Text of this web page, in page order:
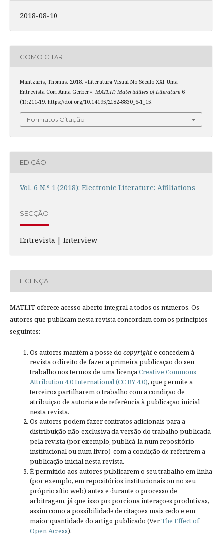
2018-08-10
COMO CITAR
Mantzaris, Thomas. 2018. «Literatura Visual No Século XXI: Uma
Entrevista Com Anna Gerber». MATLIT: Materialities of Literature6
(1):211-19. https://doi.org/10.14195/2182-8830_6-1_15.
Formatos Citação
EDIÇÃO
Vol. 6 N.º 1 (2018): Electronic Literature: Affiliations
SECÇÃO
Entrevista | Interview
LICENÇA
MATLIT oferece acesso aberto integral a todos os números. Os
autores que publicam nesta revista concordam com os princípios
seguintes:
Os autores mantêm a posse do copyrighte concedem à
revista o direito de fazer a primeira publicação do seu
trabalho nos termos de uma licençaCreative Commons
Attribution 4.0 International (CC BY 4.0), que permite a
terceiros partilharem o trabalho com a condição de
atribuição de autoria e de referência à publicação inicial
nesta revista.
Os autores podem fazer contratos adicionais para a
distribuição não-exclusiva da versão do trabalho publicada
pela revista (por exemplo, publicá-la num repositório
institucional ou num livro), com a condição de referirem a
publicação inicial nesta revista.
É permitido aos autores publicarem o seu trabalho em linha
(por exemplo, em repositórios institucionais ou no seu
próprio sítio web) antes e durante o processo de
arbitragem, já que isso proporciona interações produtivas,
assim como a possibilidade de citações mais cedo e em
maior quantidade do artigo publicado (VerThe Effect of
Open Access).